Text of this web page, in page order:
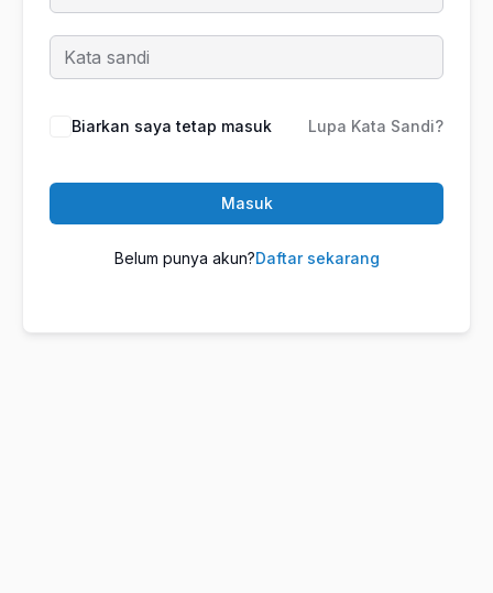
Biarkan saya tetap masuk Lupa Kata Sandi?
Masuk
Belum punya akun?Daftar sekarang